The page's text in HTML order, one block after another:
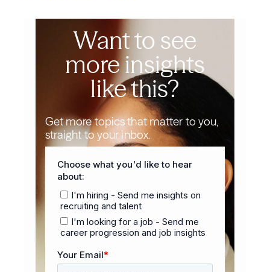
Want to see
more insights
like this?
Get more topics that matter to you,
straight to your inbox.